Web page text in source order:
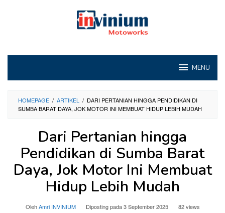
MENU
HOMEPAGE / ARTIKEL / DARI PERTANIAN HINGGA PENDIDIKAN DI
SUMBA BARAT DAYA, JOK MOTOR INI MEMBUAT HIDUP LEBIH MUDAH
Dari Pertanian hingga
Pendidikan di Sumba Barat
Daya, Jok Motor Ini Membuat
Hidup Lebih Mudah
OlehAmri INVINIUM Diposting pada3 September 2025 82 views